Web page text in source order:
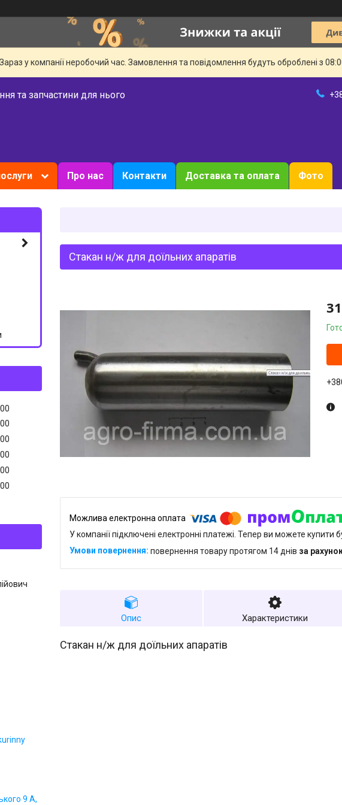
Зараз у компанії неробочий час. Замовлення та повідомлення будуть оброблені з
та запчастини для нього
Про нас Контакти Доставка та оплата Фото
Стакан н/ж для доїльних апаратів
У компанії підключені електронні платежі. Тепер ви можете
повернення товару протягом 14 днів за
Опис Характеристики
Стакан н/ж для доїльних апаратів
9 А,